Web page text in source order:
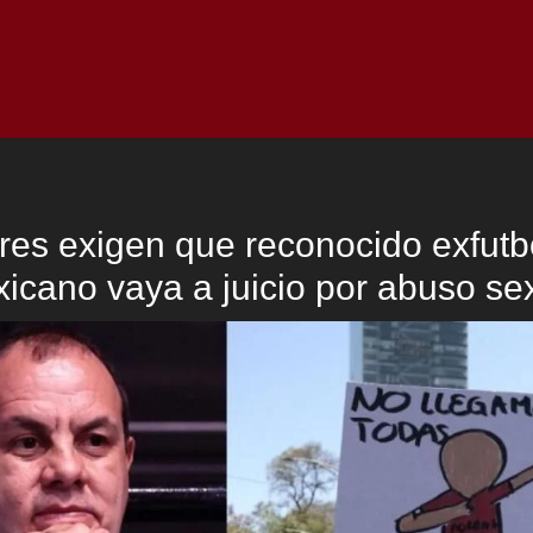
exigen que reconocido
vaya a juicio por abuso